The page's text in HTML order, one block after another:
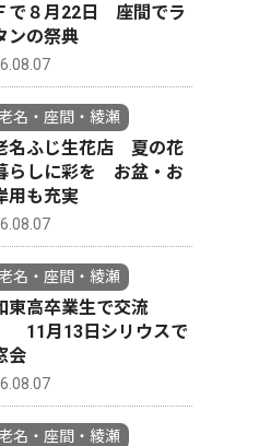
で８月22日 座間でラ
ンの祭典
名・座間・綾瀬
名ふじ生花店 夏の花
らしに彩を お盆・お
用も充実
名・座間・綾瀬
東高卒業生で交流
月13日シリウスで
会
名・座間・綾瀬